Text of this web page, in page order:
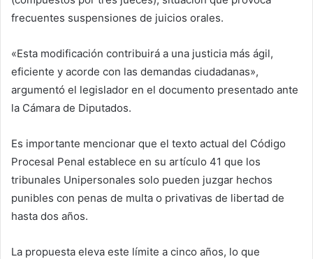
frecuentes suspensiones de juicios orales.
«Esta modificación contribuirá a una justicia más ágil,
eficiente y acorde con las demandas ciudadanas»,
argumentó el legislador en el documento presentado ante
la Cámara de Diputados.
Es importante mencionar que el texto actual del Código
Procesal Penal establece en su artículo 41 que los
tribunales Unipersonales solo pueden juzgar hechos
punibles con penas de multa o privativas de libertad de
hasta dos años.
La propuesta eleva este límite a cinco años, lo que